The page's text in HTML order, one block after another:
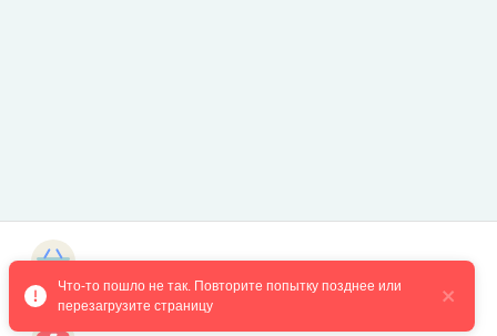
Что-то пошло не так. Повторите попытку позднее или
перезагрузите страницу